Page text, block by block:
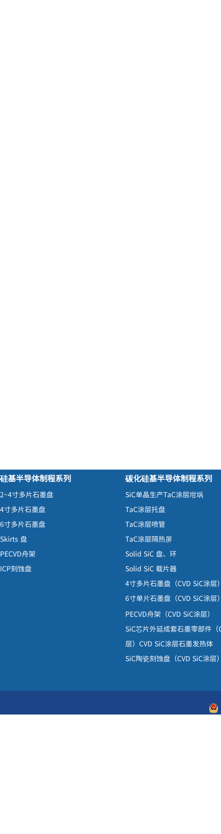
碳化硅基半导体制程系列
SiC单晶生产TaC涂层坩埚
TaC涂层托盘
TaC涂层喷管
TaC涂层隔热屏
Solid SiC 盘、环
Solid SiC 载片器
4寸多片石墨盘 （CVD SiC涂层
6寸单片石墨盘 （CVD SiC涂层
PECVD舟架 （CVD SiC涂层）
SiC芯片外延成套石墨零部件（
层） CVD SiC涂层石墨发热体
SiC陶瓷刻蚀盘（CVD SiC涂层
硅基半导体制程系列
2~4寸多片石墨盘
4寸多片石墨盘
6寸多片石墨盘
Skirts 盘
PECVD舟架
ICP刻蚀盘